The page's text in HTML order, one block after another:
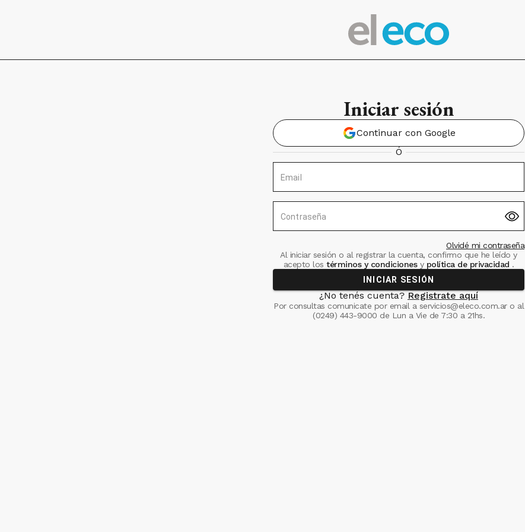
Iniciar sesión
Continuar con Google
Ó
Email
Contraseña
Olvidé mi contraseña
Al iniciar sesión o al registrar la cuenta, confirmo que he leído y
acepto los términos y condiciones ypolítica de privacidad .
INICIAR SESIÓN
¿No tenés cuenta? Registrate aquí
Por consultas comunicate por email a servicios@eleco.com.aro al
(0249) 443-9000 de Lun a Vie de 7:30 a 21hs.